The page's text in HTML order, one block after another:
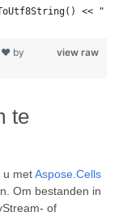
<< "
view raw
❤ by
te
u metAspose.Cells
Om bestanden in
of